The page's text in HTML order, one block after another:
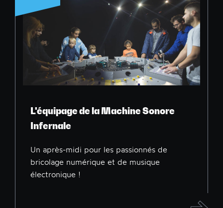
L'équipage de la Machine Sonore
Infernale
Un après-midi pour les passionnés de
bricolage numérique et de musique
électronique !